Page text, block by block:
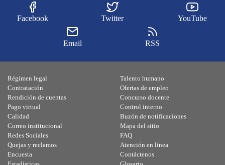
Facebook Twitter YouTube
Email RSS
Régimen legal
Contratación
Rendición de cuentas
Pago virtual
Calidad
Talento humano
Ofertas de empleo
Concurso docente
Control interno
Buzón de notificaciones
Correo institucional
Redes Sociales
Quejas y reclamos
Encuesta
Mapa del sitio
FAQ
Atención en línea
Contáctenos